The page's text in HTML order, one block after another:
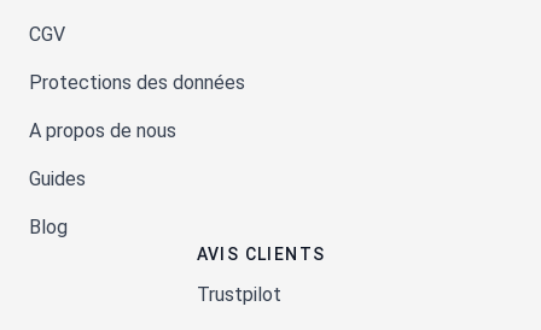
CGV
Protections des données
A propos de nous
Guides
Blog
AVIS CLIENTS
Trustpilot